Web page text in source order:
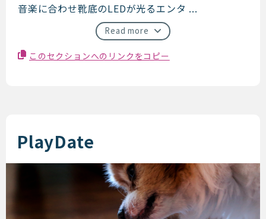
音楽に合わせ靴底のLEDが光るエンタ ...
Read more
このセクションへのリンクをコピー
PlayDate